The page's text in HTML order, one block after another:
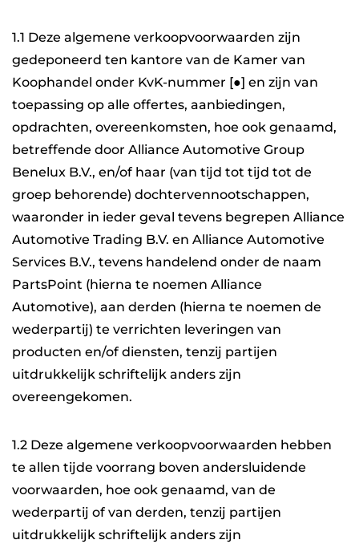
1.1 Deze algemene verkoopvoorwaarden zijn
gedeponeerd ten kantore van de Kamer van
Koophandel onder KvK-nummer [●] en zijn van
toepassing op alle offertes, aanbiedingen,
opdrachten, overeenkomsten, hoe ook genaamd,
betreffende door Alliance Automotive Group
Benelux B.V., en/of haar (van tijd tot tijd tot de
groep behorende) dochtervennootschappen,
waaronder in ieder geval tevens begrepen Alliance
Automotive Trading B.V. en Alliance Automotive
Services B.V., tevens handelend onder de naam
PartsPoint (hierna te noemen Alliance
Automotive), aan derden (hierna te noemen de
wederpartij) te verrichten leveringen van
producten en/of diensten, tenzij partijen
uitdrukkelijk schriftelijk anders zijn
overeengekomen.
1.2 Deze algemene verkoopvoorwaarden hebben
te allen tijde voorrang boven andersluidende
voorwaarden, hoe ook genaamd, van de
wederpartij of van derden, tenzij partijen
uitdrukkelijk schriftelijk anders zijn